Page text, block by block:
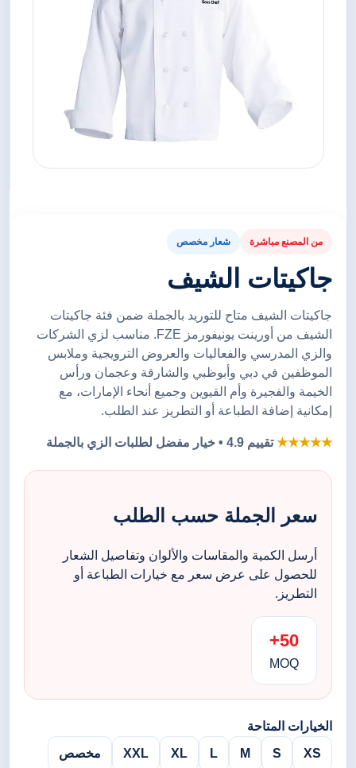
من المصنع مباشرة شعار مخصص
جاكيتات الشيف
جاكيتات الشيف متاح للتوريد بالجملة ضمن فئة جاكيتات
الشيف من أورينت يونيفورمز FZE. مناسب لزي الشركات
والزي المدرسي والفعاليات والعروض الترويجية وملابس
الموظفين في دبي وأبوظبي والشارقة وعجمان ورأس
الخيمة والفجيرة وأم القيوين وجميع أنحاء الإمارات، مع
إمكانية إضافة الطباعة أو التطريز عند الطلب.
★★★★★تقييم 4.9 • خيار مفضل لطلبات الزي بالجملة
سعر الجملة حسب الطلب
أرسل الكمية والمقاسات والألوان وتفاصيل الشعار
للحصول على عرض سعر مع خيارات الطباعة أو
التطريز.
50+
MOQ
الخيارات المتاحة
XS
S
M
L
XL
XXL مخصص